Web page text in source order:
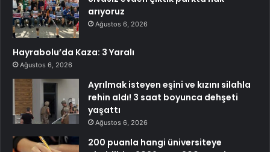
arıyoruz
Ağustos 6, 2026
Hayrabolu’da Kaza: 3 Yaralı
Ağustos 6, 2026
Ayrılmak isteyen eşini ve kızını silahla
rehin aldı! 3 saat boyunca dehşeti
yaşattı
Ağustos 6, 2026
200 puanla hangi üniversiteye